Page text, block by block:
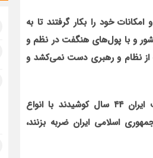
خود را بکار گرفتند تا به
و با پول‌های هنگفت در نظم و
از نظام و رهبری دست نمی‌کشد و
عاون هماهنگ کننده سپاه پاسداران انقلاب اسلامی خاطرنشان کرد: دشمنان ملت ایران ۴۴ سال کوشیدند با انواع
اسلامی ایران ضربه بزنند،